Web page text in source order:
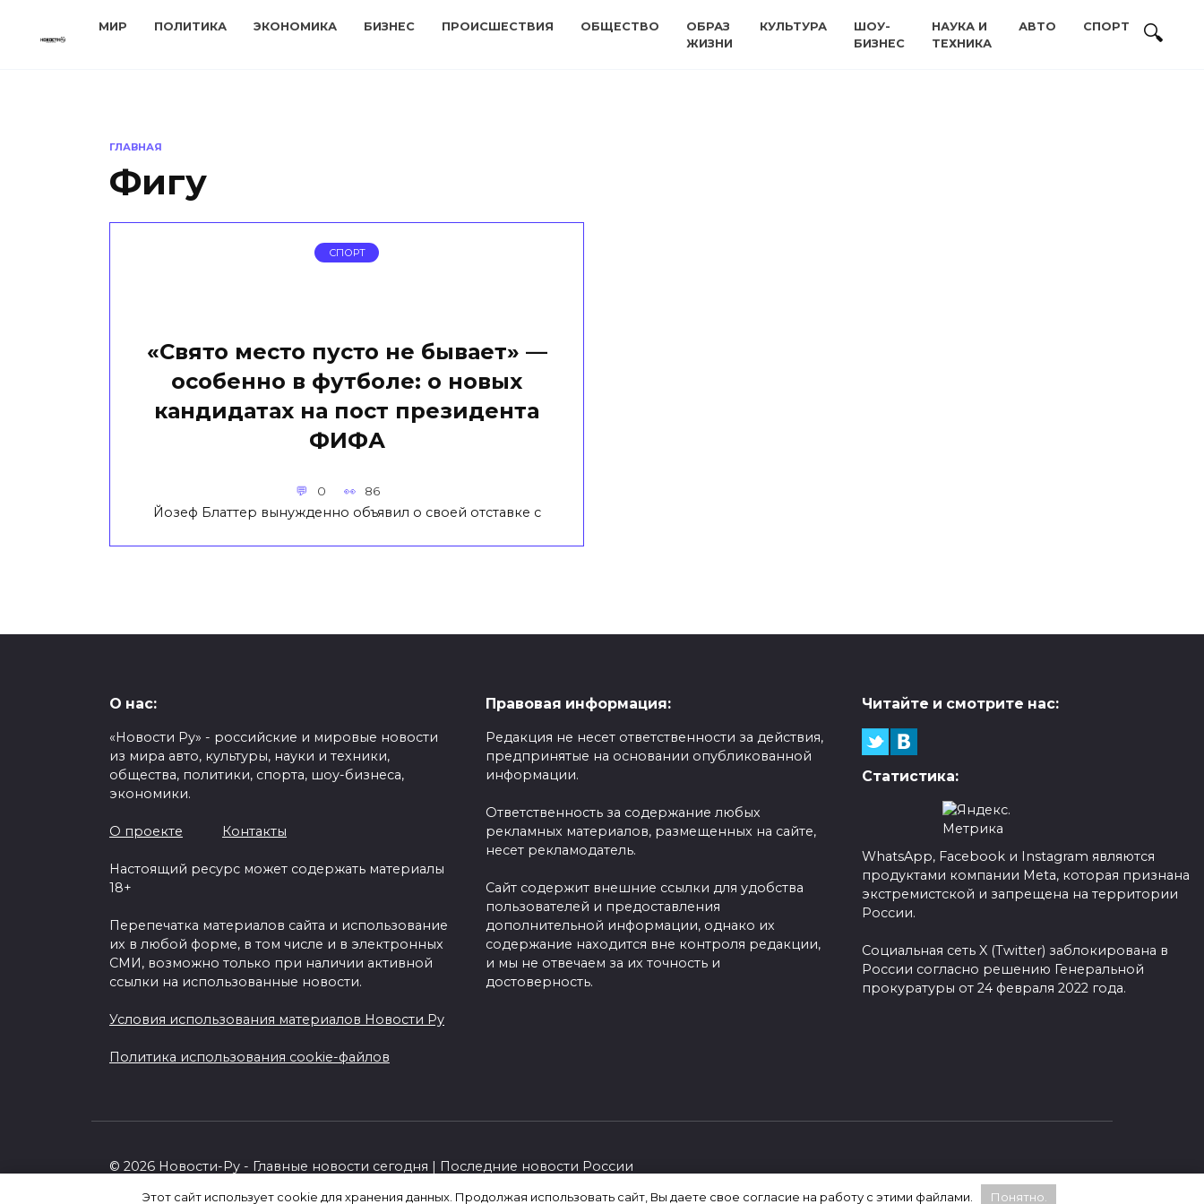
МИР ПОЛИТИКА ЭКОНОМИКА БИЗНЕС ПРОИСШЕСТВИЯ ОБЩЕСТВО
ОБРАЗ
ЖИЗНИ
КУЛЬТУРА
ШОУ-
БИЗНЕС
НАУКА И
ТЕХНИКА
АВТО СПОРТ
ГЛАВНАЯ
Фигу
СПОРТ
«Свято место пусто не бывает» —
особенно в футболе: о новых
кандидатах на пост президента
ФИФА
0 86
Йозеф Блаттер вынужденно объявил о своей отставке с
О нас:
«Новости Ру» - российские и мировые новости
из мира авто, культуры, науки и техники,
общества, политики, спорта, шоу-бизнеса,
экономики.
О проекте Контакты
Настоящий ресурс может содержать материалы
18+
Перепечатка материалов сайта и использование
их в любой форме, в том числе и в электронных
СМИ, возможно только при наличии активной
ссылки на использованные новости.
Условия использования материалов Новости Ру
Политика использования cookie-файлов
Правовая информация:
Редакция не несет ответственности за действия,
предпринятые на основании опубликованной
информации.
Ответственность за содержание любых
рекламных материалов, размещенных на сайте,
несет рекламодатель.
Сайт содержит внешние ссылки для удобства
пользователей и предоставления
дополнительной информации, однако их
содержание находится вне контроля редакции,
и мы не отвечаем за их точность и
достоверность.
Читайте и смотрите нас:
Статистика:
WhatsApp, Facebook и Instagram являются
продуктами компании Meta, которая признана
экстремистской и запрещена на территории
России.
Социальная сеть X (Twitter) заблокирована в
России согласно решению Генеральной
прокуратуры от 24 февраля 2022 года.
© 2026 Новости-Ру - Главные новости сегодня | Последние новости России
Этот сайт использует cookie для хранения данных. Продолжая использовать сайт, Вы даете свое согласие на работу с этими файлами. Понятно.